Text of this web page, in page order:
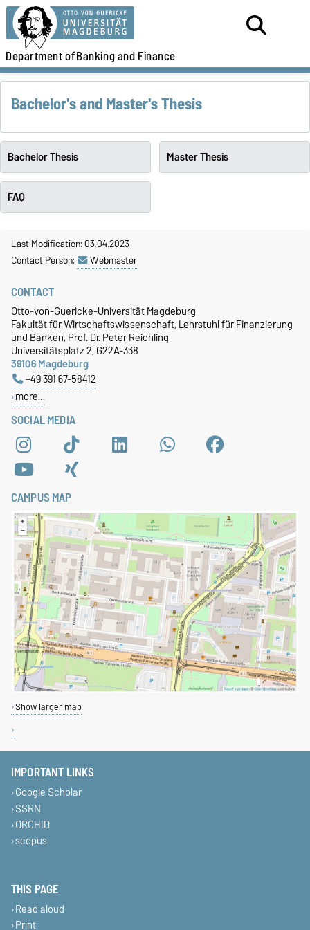
Department ofBanking and Finance
Bachelor's and Master's Thesis
Bachelor Thesis Master Thesis
FAQ
Last Modification: 03.04.2023
Contact Person:
Webmaster
SOCIAL MEDIA
CONTACT
Otto-von-Guericke-Universität Magdeburg
Fakultät für Wirtschaftswissenschaft, Lehrstuhl für Finanzierung
und Banken, Prof. Dr. Peter Reichling
Universitätsplatz 2, G22A-338
39106 Magdeburg
+49 391 67-58412
more…
CAMPUS MAP
Show larger map
IMPORTANT LINKS
Google Scholar
SSRN
ORCHID
scopus
THIS PAGE
Read aloud
Print